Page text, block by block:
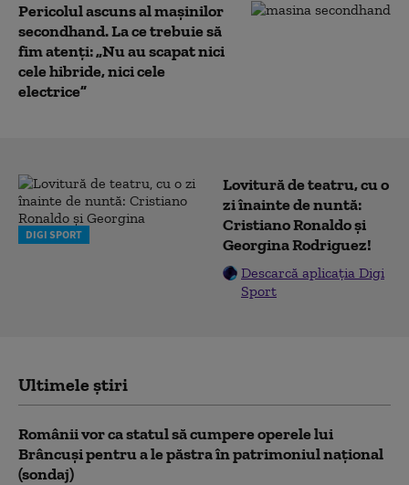
Pericolul ascuns al mașinilor
secondhand. La ce trebuie să
fim atenți: „Nu au scapat nici
cele hibride, nici cele
electrice”
DIGI SPORT
Lovitură de teatru, cu o
zi înainte de nuntă:
Cristiano Ronaldo și
Georgina Rodriguez!
Descarcă aplicația Digi
Sport
Ultimele știri
Românii vor ca statul să cumpere operele lui
Brâncuși pentru a le păstra în patrimoniul național
(sondaj)